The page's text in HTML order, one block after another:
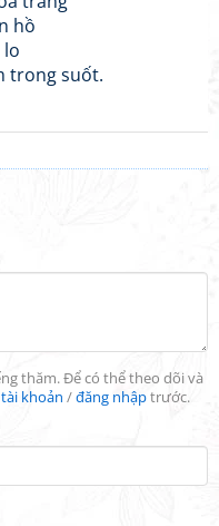
thăm. Để có thể theo dõi và
khoản /đăng nhậptrước.
hồ
trong suốt.